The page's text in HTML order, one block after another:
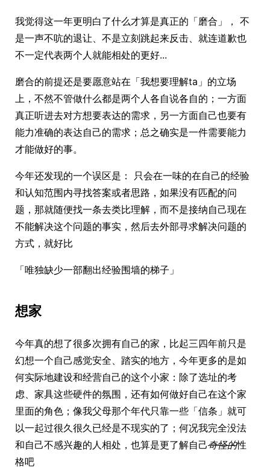
我觉得这一年更明白了什么才算是真正的「磨合」， 不
是一声不吭的退让、不是立刻跳起来反击、就连道歉也
不一定代表两个人就能相处的更好...
磨合的前提还是要愿意站在「我想要理解ta」的立场
上，不然不管做什么都是两个人各自说各自的；一方面
真正听进去对方想要表达的需求，另一方面自己也要有
能力准确的表达自己的需求；总之确实是一件需要能力
才能做好的事。
今年还发现的一个误区是： 只会在一味的在自己的经验
和认知范围内寻找答案或者思路，如果没有匹配的问
题，那就随便找一条去类比理解，而不是接纳自己现在
不能解决这个问题的事实，然后去外部寻求解决问题的
方式，就好比
「唯独缺少一部翻出经验围墙的梯子」
想家
今年真的想了很多次拥有自己的家，比起三四年前只是
幻想一个自己感觉安全、踏实的地方，今年更多的是如
何实际地建设和经营自己的这个小家：除了选址的考
虑、家具这些硬件的氛围，还有如何做好自己在这个家
里面的角色；像我父母那个年代只靠一些「信条」就可
以一起过很久很久已经是不现实的了；何况我完全没法
和自己不感兴趣的人相处，也算是更了解自己奇怪的性
格吧